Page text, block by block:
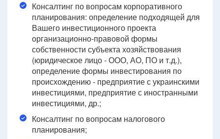
Консалтинг по вопросам корпоративного
планирования: определение подходящей для
Вашего инвестиционного проекта
организационно-правовой формы
собственности субъекта хозяйствования
(юридическое лицо - ООО, АО, ПО и т.д.),
определение формы инвестирования по
происхождению - предприятие с украинскими
инвестициями, предприятие с иностранными
инвестициями, др.;
Консалтинг по вопросам налогового
планирования;